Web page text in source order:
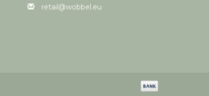
retail@wobbel.eu